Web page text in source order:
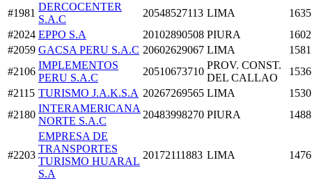
#1981
DERCOCENTER
S.A.C
20548527113 LIMA
#2024 EPPO S.A 20102890508 PIURA
#2059 GACSA PERU S.A.C 20602629067 LIMA
#2106
IMPLEMENTOS
PERU S.A.C
20510673710
PROV. CONST.
DEL CALLAO
#2115 TURISMO J.A.K.S.A 20267269565 LIMA
#2180
INTERAMERICANA
NORTE S.A.C
20483998270 PIURA
#2203
EMPRESA DE
TRANSPORTES
TURISMO HUARAL
S.A
20172111883 LIMA